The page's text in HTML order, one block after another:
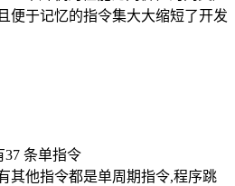
便于记忆的指令集大大缩短了开发
37 条单指令
其他指令都是单周期指令,程序跳